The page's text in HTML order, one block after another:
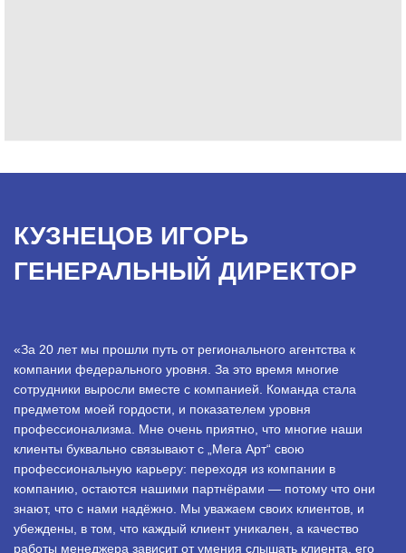
КУЗНЕЦОВ ИГОРЬ
ГЕНЕРАЛЬНЫЙ ДИРЕКТОР
«За 20 лет мы прошли путь от регионального агентства к
компании федерального уровня. За это время многие
сотрудники выросли вместе с компанией. Команда стала
предметом моей гордости, и показателем уровня
профессионализма. Мне очень приятно, что многие наши
клиенты буквально связывают с „Мега Арт“ свою
профессиональную карьеру: переходя из компании в
компанию, остаются нашими партнёрами — потому что они
знают, что с нами надёжно. Мы уважаем своих клиентов, и
убеждены, в том, что каждый клиент уникален, а качество
работы менеджера зависит от умения слышать клиента, его